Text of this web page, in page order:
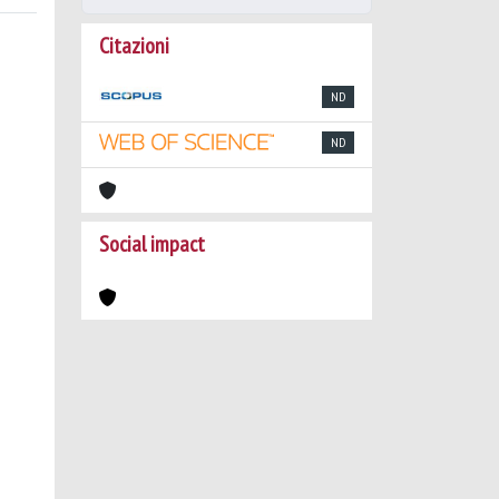
Citazioni
ND
ND
Social impact